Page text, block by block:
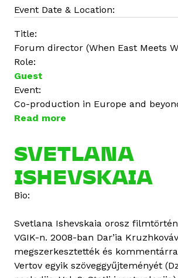
Event Date & Location:
Title:
Forum director (When East Meets
Role:
Guest
Event:
Co-production in Europe and
Read more
o
t
A
s
s
a
n
SVETLANA
ISHEVSKAIA
Bio:
Svetlana Ishevskaia orosz
VGIK-n. 2008-ban Dar’ia
megszerkesztették és
Vertov egyik szöveggyűjteményét